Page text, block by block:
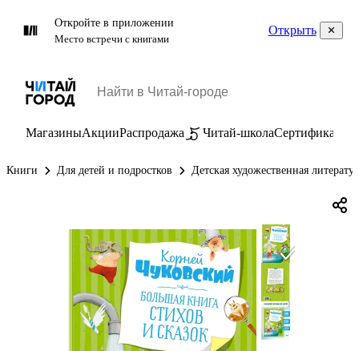
Откройте в приложении
Место встречи с книгами
Открыть
МагазиныАкцииРаспродажа Читай-школаСертификаты
Книги Для детей и подростков Детская художественная